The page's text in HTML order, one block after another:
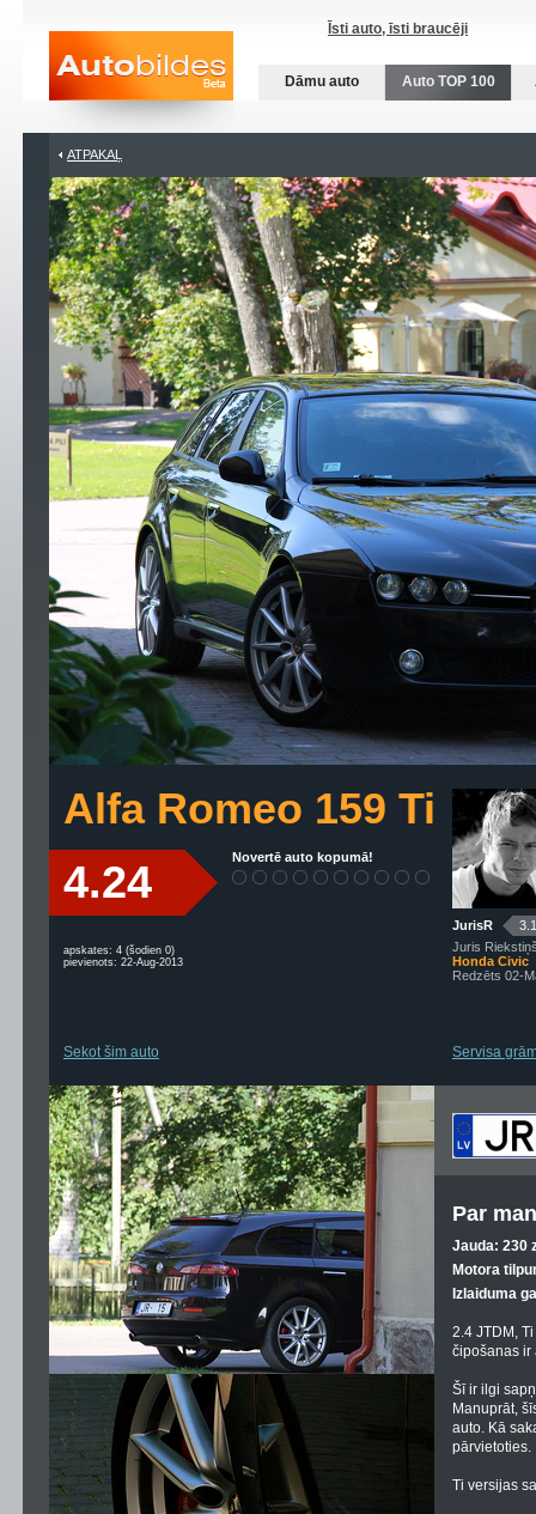
Īsti auto, īsti braucēji
Dāmu auto Auto TOP 100
ATPAKAĻ
Alfa Romeo 159 Ti
4.24 Novertē auto kopumā!
apskates: 4 (šodien 0)
pievienots: 22-Aug-2013
Sekot šim auto
JurisR
Juris
Honda Civic
Redzēts 02-
Servisa
Par
Jauda: 230
Motora
Izlaiduma
2.4 JTDM,
čipošanas ir
Šī ir ilgi
Manuprāt,
auto. Kā
pārvietoties.
Ti versijas